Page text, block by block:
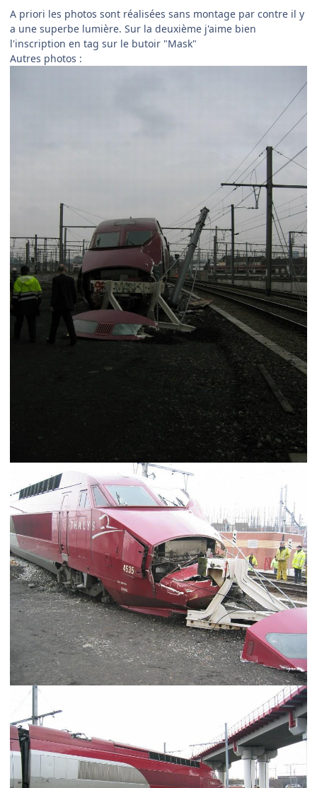
A priori les photos sont réalisées sans montage par contre il y
a une superbe lumière. Sur la deuxième j'aime bien
l'inscription en tag sur le butoir "Mask"
Autres photos :